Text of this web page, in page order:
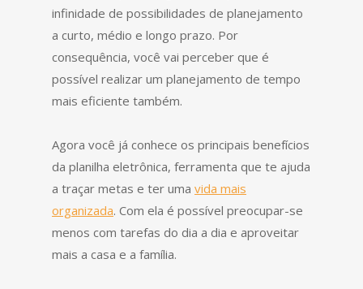
infinidade de possibilidades de planejamento
a curto, médio e longo prazo. Por
consequência, você vai perceber que é
possível realizar um planejamento de tempo
mais eficiente também.
Agora você já conhece os principais benefícios
da planilha eletrônica, ferramenta que te ajuda
a traçar metas e ter uma vida mais
organizada. Com ela é possível preocupar-se
menos com tarefas do dia a dia e aproveitar
mais a casa e a família.